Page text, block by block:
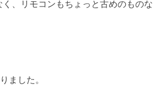
、リモコンもちょっと古めのものな
ました。